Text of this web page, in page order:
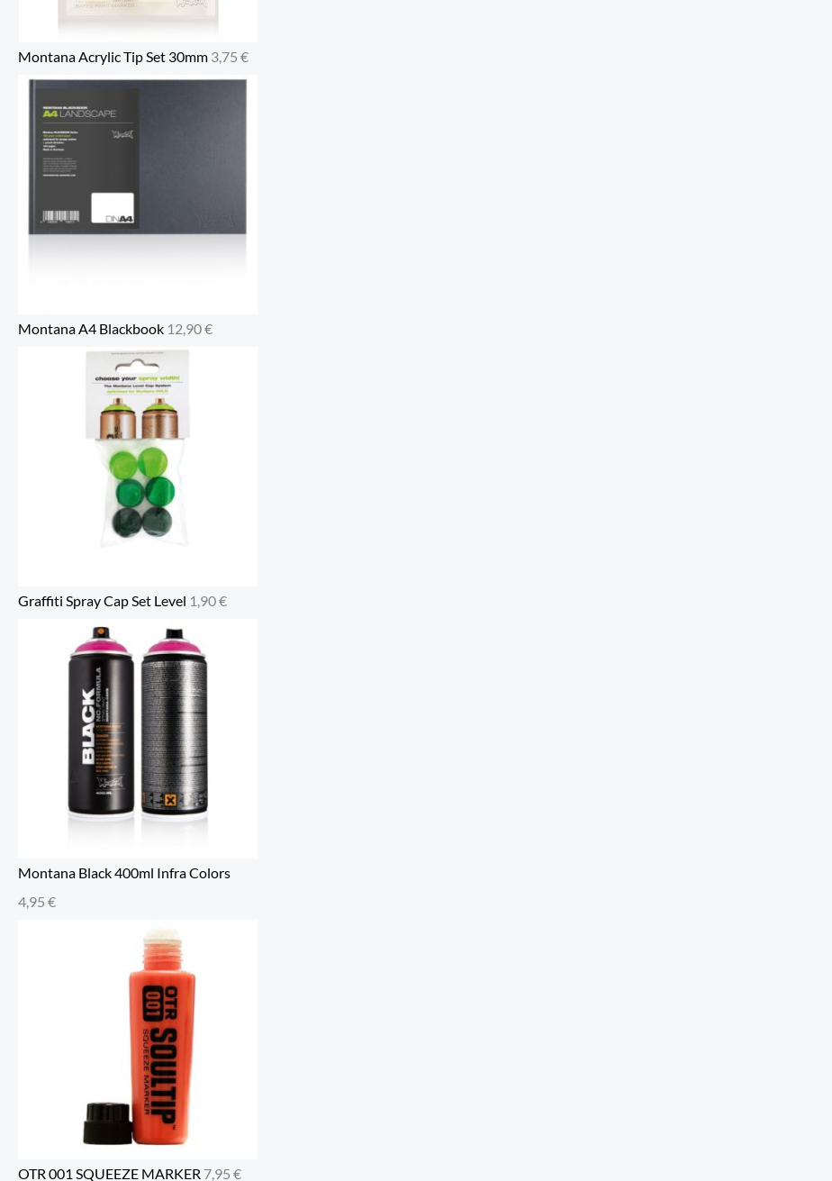
Montana Acrylic Tip Set 30mm 3,75 €
Montana A4 Blackbook 12,90€
Graffiti Spray Cap Set Level 1,90€
Montana Black 400ml Infra Colors
4,95 €
OTR 001 SQUEEZE MARKER 7,95 €